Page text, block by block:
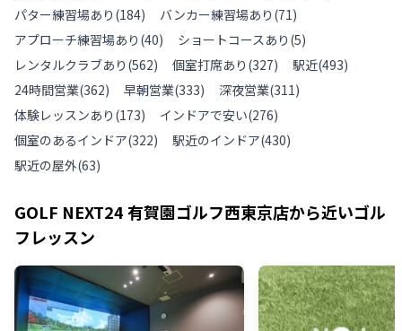
パター練習場あり (184) バンカー練習場あり (71)
アプローチ練習場あり (40) ショートコースあり (5)
レンタルクラブあり (562) 個室打席あり (327) 駅近(493)
24時間営業(362) 早朝営業(333) 深夜営業(311)
体験レッスンあり (173) インドアで安い(276)
個室のあるインドア(322) 駅近のインドア(430)
駅近の屋外(63)
GOLF NEXT24 有賀園ゴルフ西東京店から近いゴル
フレッスン